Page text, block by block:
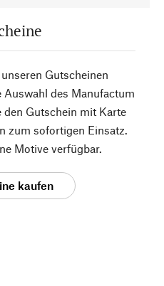
Gutscheinen
Auswahl des Manufactum
Gutschein mit Karte
zum sofortigen Einsatz.
Motive verfügbar.
kaufen